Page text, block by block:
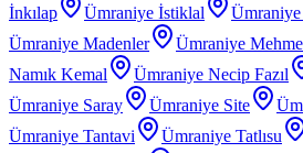
İnkılap
Ümraniye İstiklal
Ümraniye Madenler
Ümraniye
Namık Kemal
Ümraniye Necip Fazıl
Ümraniye Saray
Ümraniye Site
Ümraniye Tantavi
Ümraniye Tatlısu